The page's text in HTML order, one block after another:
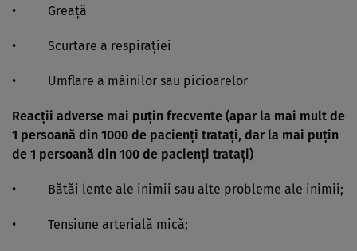
• Greaţă
• Scurtare a respiraţiei
• Umflare a mâinilor sau picioarelor
Reacţii adverse mai puţin frecvente (apar la mai mult de
1 persoană din 1000 de pacienţi trataţi, dar la mai puţin
de 1 persoană din 100 de pacienţi trataţi)
• Bătăi lente ale inimii sau alte probleme ale inimii;
• Tensiune arterială mică;